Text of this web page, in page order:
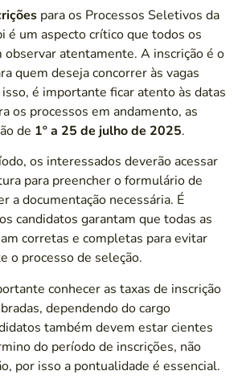
para os Processos Seletivos da
é um aspecto crítico que todos os
observar atentamente. A inscrição é o
quem deseja concorrer às vagas
é importante ficar atento às datas
os processos em andamento, as
de 1º a 25 de julho de 2025.
os interessados deverão acessar
para preencher o formulário de
a documentação necessária. É
candidatos garantam que todas as
corretas e completas para evitar
o processo de seleção.
conhecer as taxas de inscrição
dependendo do cargo
também devem estar cientes
do período de inscrições, não
por isso a pontualidade é essencial.